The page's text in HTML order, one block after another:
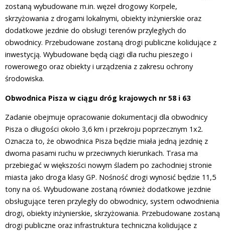
zostaną wybudowane m.in. węzeł drogowy Korpele,
skrzyżowania z drogami lokalnymi, obiekty inżynierskie oraz
dodatkowe jezdnie do obsługi terenów przyległych do
obwodnicy. Przebudowane zostaną drogi publiczne kolidujące z
inwestycją. Wybudowane będą ciągi dla ruchu pieszego i
rowerowego oraz obiekty i urządzenia z zakresu ochrony
środowiska.
Obwodnica Pisza w ciągu dróg krajowych nr 58 i 63
Zadanie obejmuje opracowanie dokumentacji dla obwodnicy
Pisza o długości około 3,6 km i przekroju poprzecznym 1x2.
Oznacza to, że obwodnica Pisza będzie miała jedną jezdnię z
dwoma pasami ruchu w przeciwnych kierunkach. Trasa ma
przebiegać w większości nowym śladem po zachodniej stronie
miasta jako droga klasy GP. Nośność drogi wynosić będzie 11,5
tony na oś. Wybudowane zostaną również dodatkowe jezdnie
obsługujące teren przyległy do obwodnicy, system odwodnienia
drogi, obiekty inżynierskie, skrzyżowania. Przebudowane zostaną
drogi publiczne oraz infrastruktura techniczna kolidujące z